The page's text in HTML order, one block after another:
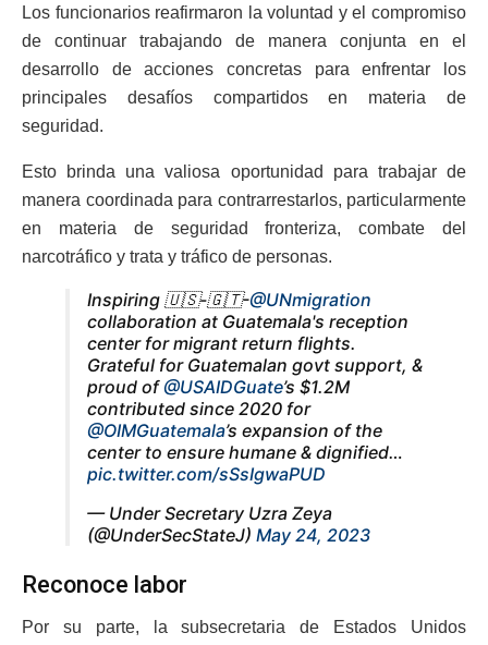
Los funcionarios reafirmaron la voluntad y el compromiso
de continuar trabajando de manera conjunta en el
desarrollo de acciones concretas para enfrentar los
principales desafíos compartidos en materia de
seguridad.
Esto brinda una valiosa oportunidad para trabajar de
manera coordinada para contrarrestarlos, particularmente
en materia de seguridad fronteriza, combate del
narcotráfico y trata y tráfico de personas.
Inspiring 🇺🇸-🇬🇹-@UNmigration
collaboration at Guatemala's reception
center for migrant return flights.
Grateful for Guatemalan govt support, &
proud of@USAIDGuate’s $1.2M
contributed since 2020 for
@OIMGuatemala’s expansion of the
center to ensure humane & dignified…
pic.twitter.com/sSsIgwaPUD
— Under Secretary Uzra Zeya
(@UnderSecStateJ) May 24, 2023
Reconoce labor
Por su parte, la subsecretaria de Estados Unidos